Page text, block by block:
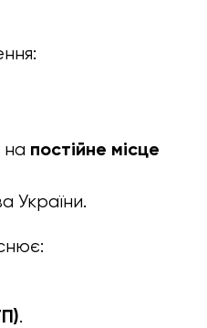
на постійне місце
України.
.